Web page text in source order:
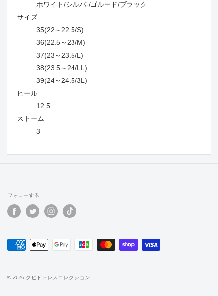
ホワイト/シルバ-/ゴルード/ブラック
サイズ
35(22～22.5/S)
36(22.5～23/M)
37(23～23.5/L)
38(23.5～24/LL)
39(24～24.5/3L)
ヒール
12.5
ストーム
3
フォローする
© 2026 クピドドレスコレクション